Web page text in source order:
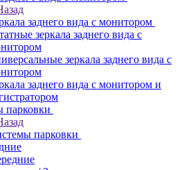
заднего вида с монитором
зеркала заднего вида с
зеркала заднего вида с
заднего вида с монитором и
парковки
парковки